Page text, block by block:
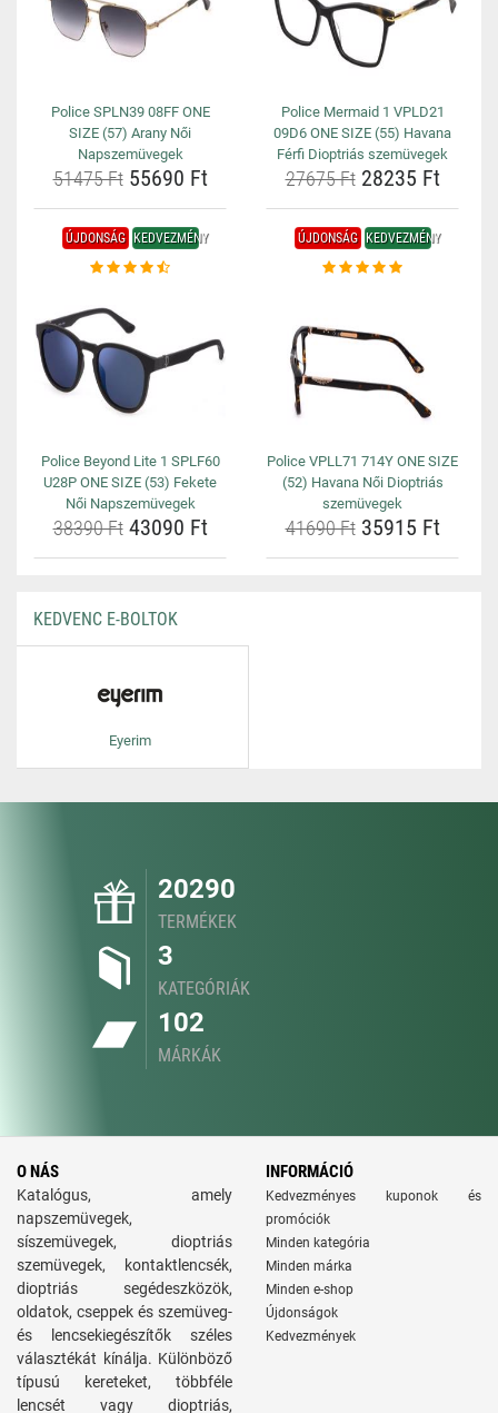
Police SPLN39 08FF ONE
SIZE (57) Arany Női
Napszemüvegek
51475 Ft55690 Ft
Police Mermaid 1 VPLD21
09D6 ONE SIZE (55) Havana
Férfi Dioptriás szemüvegek
27675 Ft28235 Ft
ÚJDONSÁG KEDVEZMÉNY
Police Beyond Lite 1 SPLF60
U28P ONE SIZE (53) Fekete
Női Napszemüvegek
38390 Ft43090 Ft
ÚJDONSÁG KEDVEZMÉNY
Police VPLL71 714Y ONE SIZE
(52) Havana Női Dioptriás
szemüvegek
41690 Ft35915 Ft
KEDVENC E-BOLTOK
Eyerim
20290
TERMÉKEK
3
KATEGÓRIÁK
102
MÁRKÁK
O NÁS
Katalógus, amely
napszemüvegek,
síszemüvegek, dioptriás
szemüvegek, kontaktlencsék,
dioptriás segédeszközök,
oldatok, cseppek és szemüveg-
és lencsekiegészítők széles
választékát kínálja. Különböző
típusú kereteket, többféle
lencsét vagy dioptriás,
INFORMÁCIÓ
Kedvezményes kuponok és
promóciók
Minden kategória
Minden márka
Minden e-shop
Újdonságok
Kedvezmények